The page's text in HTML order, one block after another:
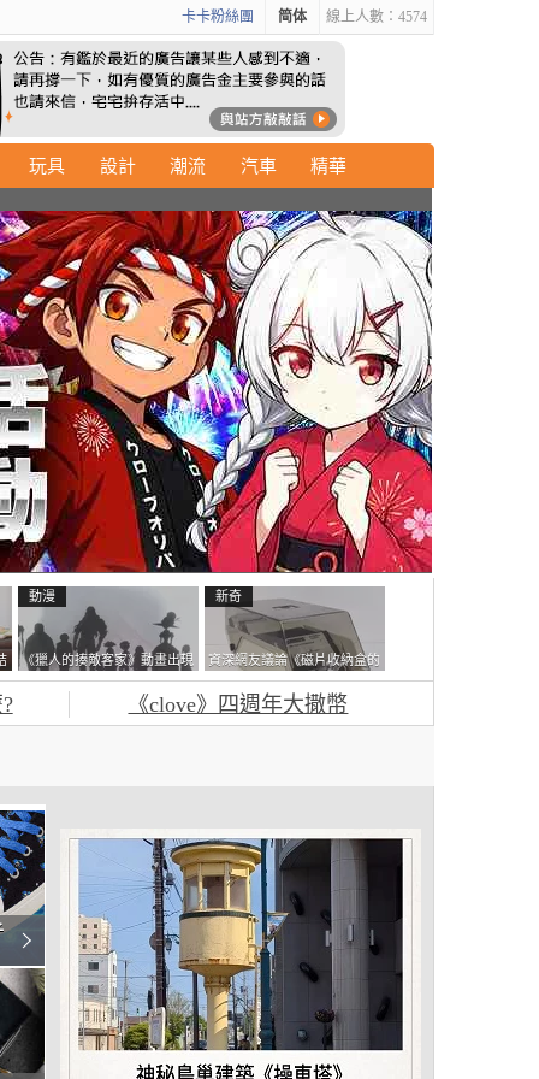
線上人數：4574
简体
卡卡粉絲團
玩具 設計 潮流 汽車 精華
動漫
《獵人的揍敵客家》動畫出現
的這個剪影是誰？你是不是忘
新奇
資深網友議論《磁片收納盒的
鎖有什麼用》想偷的話整盒拿
走不就好了嗎？
《clove》四週年大撒幣